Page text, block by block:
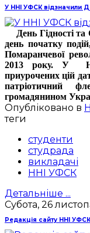
У ННІ УФСК відзначили
День Гідності
день початку
Помаранчевої
2013 року. У
приурочених цій
патріотичний
громадянином
Опубліковано в
теги
студенти
студрада
викладачі
ННІ УФСК
Детальніше ...
Субота, 26
Редакція сайту ННІ УФСК